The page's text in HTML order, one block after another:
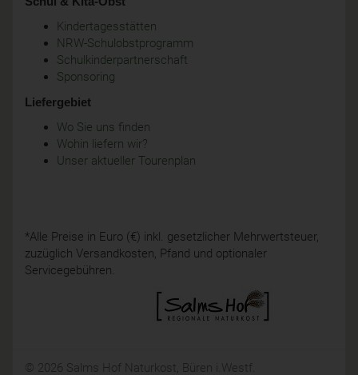
Kindertagesstätten
NRW-Schulobstprogramm
Schulkinderpartnerschaft
Sponsoring
Liefergebiet
Wo Sie uns finden
Wohin liefern wir?
Unser aktueller Tourenplan
*Alle Preise in Euro (€) inkl. gesetzlicher Mehrwertsteuer,
zuzüglich Versandkosten, Pfand und optionaler
Servicegebühren.
© 2026 Salms Hof Naturkost, Büren i.Westf.